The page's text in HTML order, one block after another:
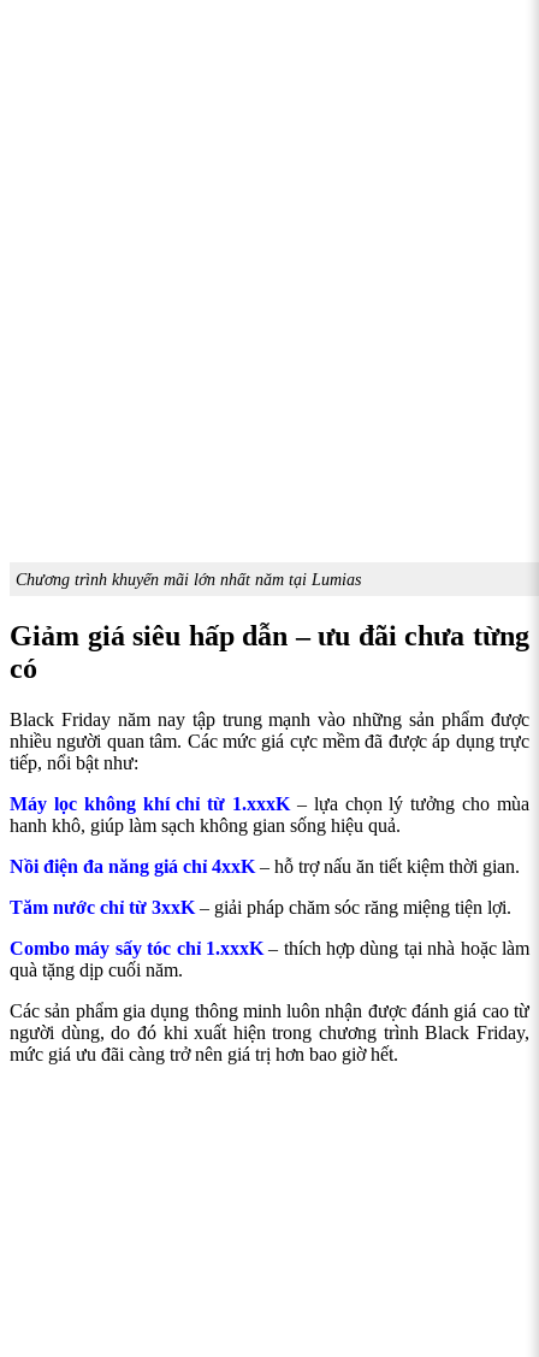
Chương trình khuyến mãi lớn nhất năm tại Lumias
Giảm giá siêu hấp dẫn – ưu đãi chưa từng
có
Black Friday năm nay tập trung mạnh vào những sản phẩm được
nhiều người quan tâm. Các mức giá cực mềm đã được áp dụng trực
tiếp, nổi bật như:
Máy lọc không khí chỉ từ 1.xxxK – lựa chọn lý tưởng cho mùa
hanh khô, giúp làm sạch không gian sống hiệu quả.
Nồi điện đa năng giá chỉ 4xxK – hỗ trợ nấu ăn tiết kiệm thời gian.
Tăm nước chỉ từ 3xxK – giải pháp chăm sóc răng miệng tiện lợi.
Combo máy sấy tóc chỉ 1.xxxK– thích hợp dùng tại nhà hoặc làm
quà tặng dịp cuối năm.
Các sản phẩm gia dụng thông minh luôn nhận được đánh giá cao từ
người dùng, do đó khi xuất hiện trong chương trình Black Friday,
mức giá ưu đãi càng trở nên giá trị hơn bao giờ hết.